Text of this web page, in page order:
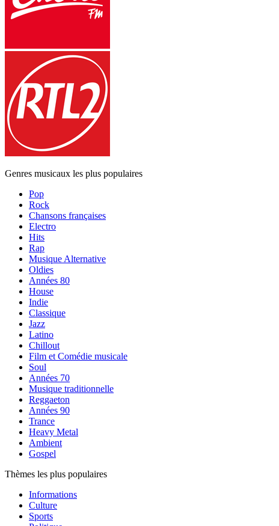
Genres musicaux les plus populaires
Pop
Rock
Chansons françaises
Electro
Hits
Rap
Musique Alternative
Oldies
Années 80
House
Indie
Classique
Jazz
Latino
Chillout
Film et Comédie musicale
Soul
Années 70
Musique traditionnelle
Reggaeton
Années 90
Trance
Heavy Metal
Ambient
Gospel
Thèmes les plus populaires
Informations
Culture
Sports